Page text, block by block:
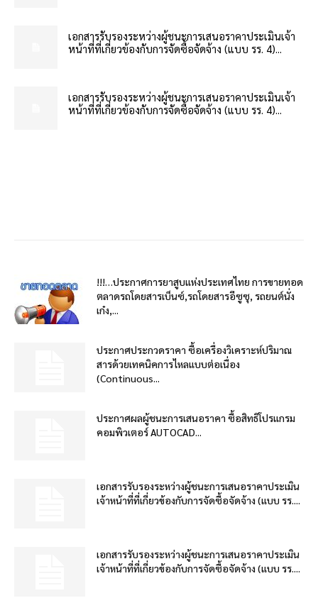
เอกสารรับรองระหว่างผู้ชนะการเสนอราคาประเมินเจ้า
หน้าที่ที่เกี่ยวข้องกับการจัดซื้อจัดจ้าง (แบบ รร. 4)...
เอกสารรับรองระหว่างผู้ชนะการเสนอราคาประเมินเจ้า
หน้าที่ที่เกี่ยวข้องกับการจัดซื้อจัดจ้าง (แบบ รร. 4)...
!!!…ประกาศการยาสูบแห่งประเทศไทย การขายทอด
ตลาดรถโดยสารเบ็นซ์,รถโดยสารอีซูซุ, รถยนต์นั่ง
เก๋ง,...
ประกาศประกวดราคา ซื้อเครื่องวิเคราะห์ปริมาณ
สารด้วยเทคนิคการไหลแบบต่อเนื่อง
(Continuous...
ประกาศผลผู้ชนะการเสนอราคา ซื้อสิทธิโปรแกรม
คอมพิวเตอร์ AUTOCAD...
เอกสารรับรองระหว่างผู้ชนะการเสนอราคาประเมิน
เจ้าหน้าที่ที่เกี่ยวข้องกับการจัดซื้อจัดจ้าง (แบบ รร....
เอกสารรับรองระหว่างผู้ชนะการเสนอราคาประเมิน
เจ้าหน้าที่ที่เกี่ยวข้องกับการจัดซื้อจัดจ้าง (แบบ รร....